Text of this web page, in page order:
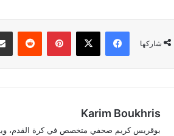
شاركها
فيسبوك ‫X بينتيريست
Karim Boukhris
بوقريس كريم صحفي متخصص في كرة القدم،